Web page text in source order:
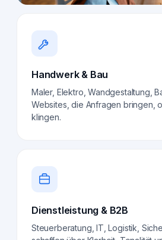
Handwerk & Bau
Maler, Elektro, Wandgestaltung,
Websites, die Anfragen bringen,
klingen.
Dienstleistung & B2B
Steuerberatung, IT, Logistik,